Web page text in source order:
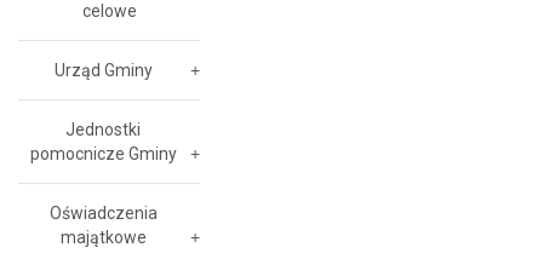
celowe
Urząd Gminy
Jednostki
pomocnicze Gminy
Oświadczenia
majątkowe